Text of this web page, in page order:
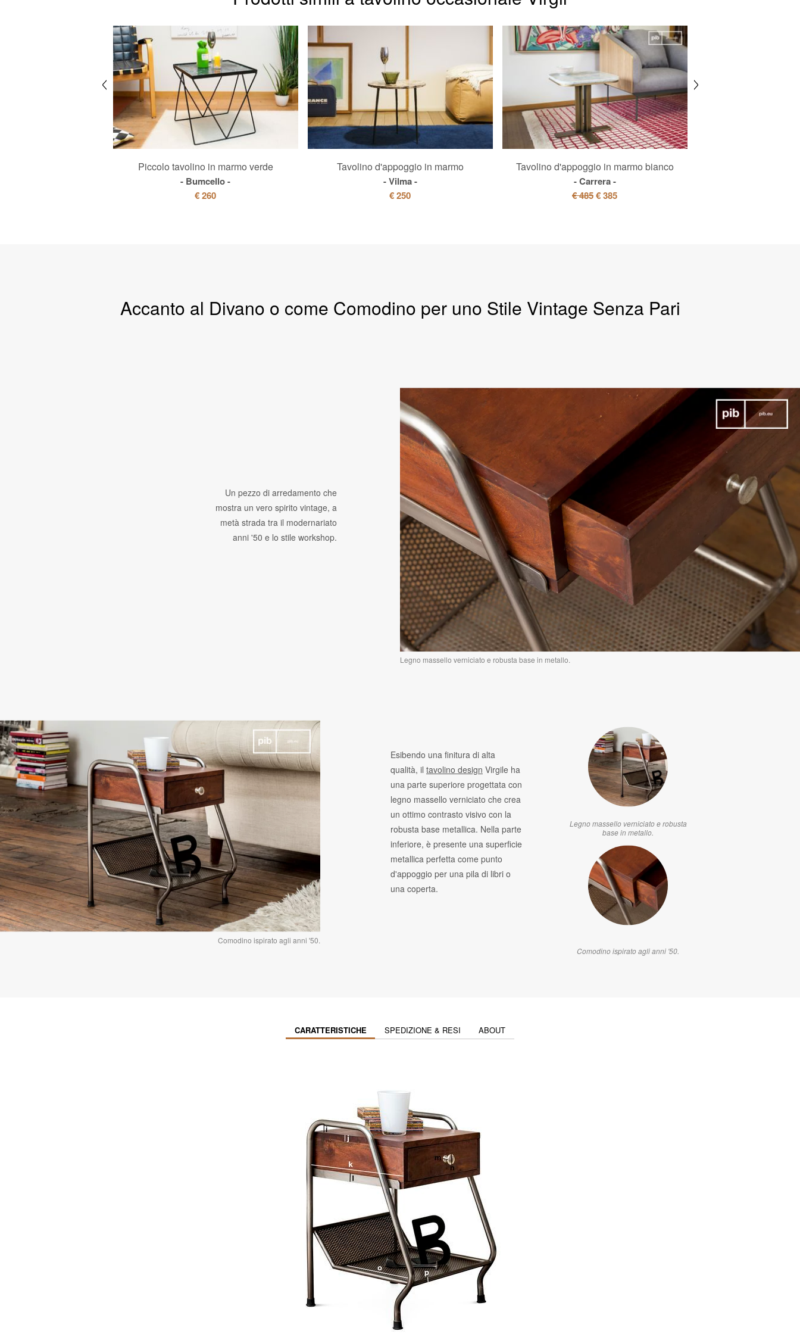
Piccolo tavolino in marmo verde
Bumcello
€ 260
Tavolino d'appoggio in marmo
Vilma
€ 250
Tavolino d'appoggio in marmo bianco
Carrera
€ 485€ 385
Accanto al Divano o come Comodino per uno Stile Vintage Senza Pari
Legno massello verniciato e robusta base in metallo.
Un pezzo di arredamento che
mostra un vero spirito vintage, a
metà strada tra il modernariato
anni '50 e lo stile workshop.
Comodino ispirato agli anni '50.
Esibendo una finitura di alta
qualità, il tavolino design Virgile ha
una parte superiore progettata con
legno massello verniciato che crea
un ottimo contrasto visivo con la
robusta base metallica. Nella parte
inferiore, è presente una superficie
metallica perfetta come punto
d'appoggio per una pila di libri o
una coperta.
Legno massello verniciato e robusta
base in metallo.
Comodino ispirato agli anni '50.
CARATTERISTICHE SPEDIZIONE & RESI ABOUT